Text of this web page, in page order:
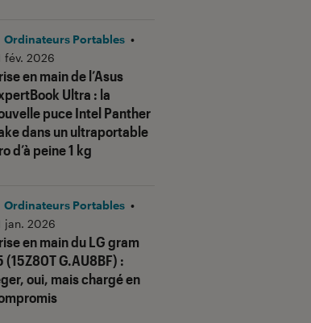
4
pour
travaux ou
mais
ordi de bureau
ou word etc,
en main de l’Asus
Ultra : la
puce Intel Panther
dans un ultraportable
d’à peine 1 kg
Ordinateurs Portables •
fév. 2026
en main du LG gram
(15Z80T G.AU8BF) :
oui, mais chargé en
Ordinateurs Portables •
jan. 2026